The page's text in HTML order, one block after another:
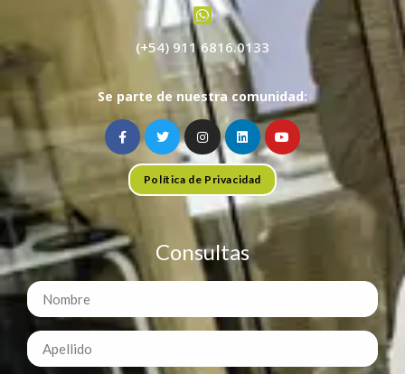
(+54) 911 6816.0133
Se parte de nuestra comunidad:
Política de Privacidad
Consultas